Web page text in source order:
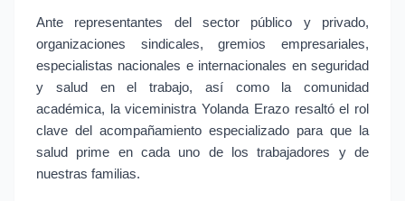
Ante representantes del sector público y privado,
organizaciones sindicales, gremios empresariales,
especialistas nacionales e internacionales en seguridad
y salud en el trabajo, así como la comunidad
académica, la viceministra Yolanda Erazo resaltó el rol
clave del acompañamiento especializado para que la
salud prime en cada uno de los trabajadores y de
nuestras familias.